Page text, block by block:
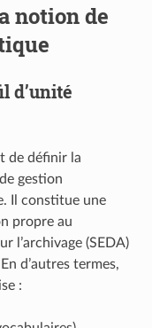
notion de
d’unité
de définir la
gestion
Il constitue une
propre au
l’archivage (SEDA)
d’autres termes,
: